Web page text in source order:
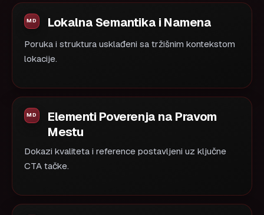
Lokalna Semantika i Namena
Poruka i struktura usklađeni sa tržišnim kontekstom
lokacije.
Elementi Poverenja na Pravom
Mestu
Dokazi kvaliteta i reference postavljeni uz ključne
CTA tačke.